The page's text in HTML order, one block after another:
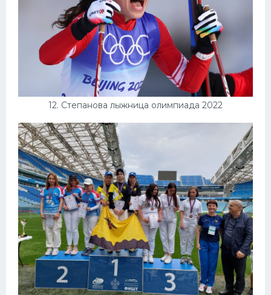
12. Степанова лыжница олимпиада 2022